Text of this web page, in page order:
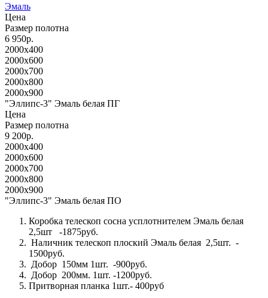
Эмаль
Цена
Размер полотна
6 950р.
2000x400
2000x600
2000x700
2000x800
2000x900
"Эллипс-3" Эмаль белая ПГ
Цена
Размер полотна
9 200р.
2000x400
2000x600
2000x700
2000x800
2000x900
"Эллипс-3" Эмаль белая ПО
Коробка телескоп сосна уcплотнителем Эмаль белая
2,5шт -1875руб.
Наличник телескоп плоский Эмаль белая 2,5шт. -
1500руб.
Добор 150мм 1шт. -900руб.
Добор 200мм. 1шт. -1200руб.
Притворная планка 1шт.- 400руб